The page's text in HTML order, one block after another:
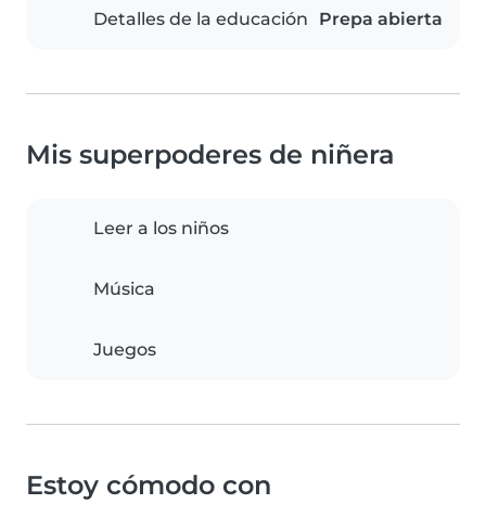
Detalles de la educación Prepa abierta
Mis superpoderes de niñera
Leer a los niños
Música
Juegos
Estoy cómodo con